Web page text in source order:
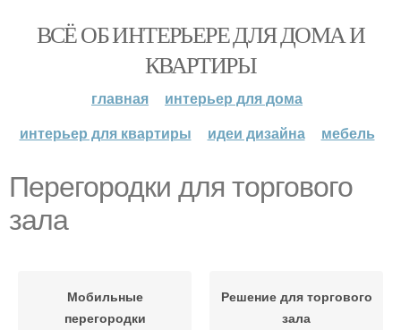
ВСЁ ОБ ИНТЕРЬЕРЕ ДЛЯ ДОМА И
КВАРТИРЫ
главная
интерьер для дома
интерьер для квартиры
идеи дизайна мебель
Перегородки для торгового
зала
Мобильные
перегородки
Решение для торгового
зала